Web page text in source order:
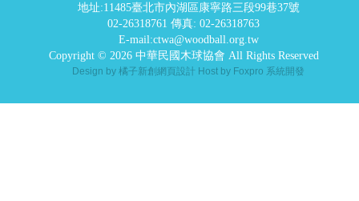
地址:11485臺北市內湖區康寧路三段99巷37號
02-26318761 傳真: 02-26318763
E-mail:ctwa@woodball.org.tw
Copyright © 2026 中華民國木球協會 All Rights Reserved
Design by 橘子新創網頁設計 Host by Foxpro 系統開發